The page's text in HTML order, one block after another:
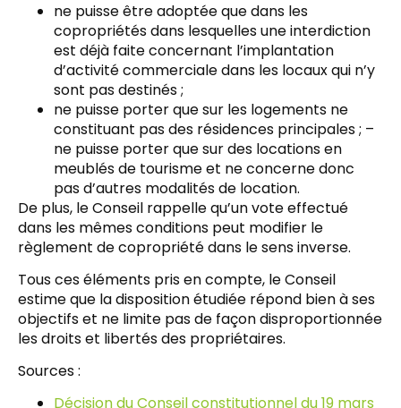
ne puisse être adoptée que dans les
copropriétés dans lesquelles une interdiction
est déjà faite concernant l’implantation
d’activité commerciale dans les locaux qui n’y
sont pas destinés ;
ne puisse porter que sur les logements ne
constituant pas des résidences principales ; –
ne puisse porter que sur des locations en
meublés de tourisme et ne concerne donc
pas d’autres modalités de location.
De plus, le Conseil rappelle qu’un vote effectué
dans les mêmes conditions peut modifier le
règlement de copropriété dans le sens inverse.
Tous ces éléments pris en compte, le Conseil
estime que la disposition étudiée répond bien à ses
objectifs et ne limite pas de façon disproportionnée
les droits et libertés des propriétaires.
Sources :
Décision du Conseil constitutionnel du 19 mars